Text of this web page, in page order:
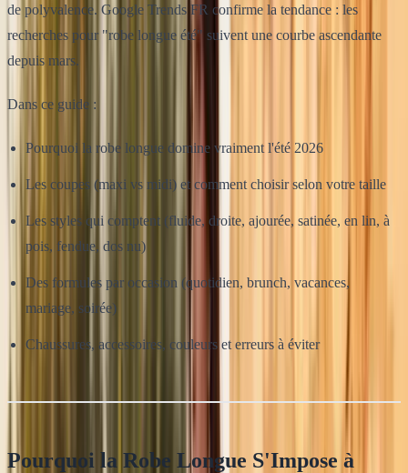
de polyvalence. Google Trends FR confirme la tendance : les
recherches pour "robe longue été" suivent une courbe ascendante
depuis mars.
Dans ce guide :
Pourquoi la robe longue domine vraiment l'été 2026
Les coupes (maxi vs midi) et comment choisir selon votre taille
Les styles qui comptent (fluide, droite, ajourée, satinée, en lin, à
pois, fendue, dos nu)
Des formules par occasion (quotidien, brunch, vacances,
mariage, soirée)
Chaussures, accessoires, couleurs et erreurs à éviter
Pourquoi la Robe Longue S'Impose à